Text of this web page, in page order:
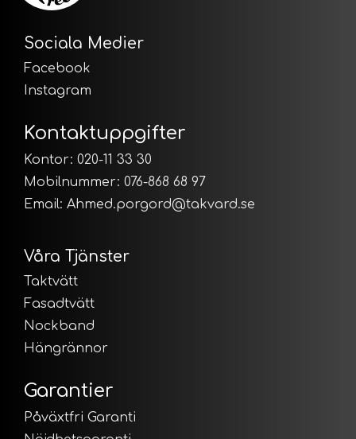
Sociala Medier
Facebook
Instagram
Kontaktuppgifter
Kontor: 020-11 33 30
Mobilnummer: 076-868 68 97
Email: Ahmed.porgord@takvard.se
Våra Tjänster
Taktvätt
Fasadtvätt
Nockband
Hängrännor
Garantier
Påväxtfri Garanti